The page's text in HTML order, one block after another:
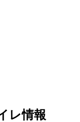
レ情報